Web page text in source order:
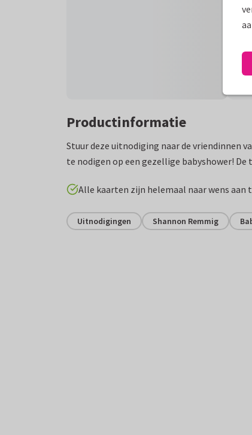
Productinformatie
Stuur deze uitnodiging naar de vriendinnen
te nodigen op een gezellige babyshower! De
Alle kaarten zijn helemaal naar wens aan
Uitnodigingen Shannon Remmig